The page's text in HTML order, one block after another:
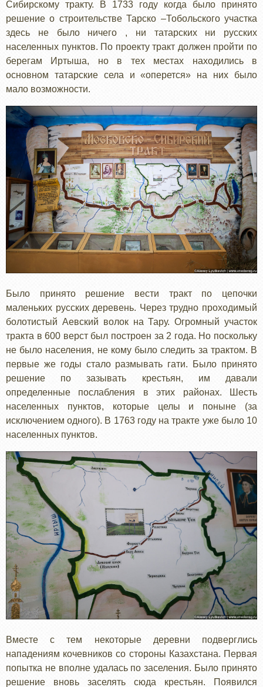
Сибирскому тракту. В 1733 году когда было принято
решение о строительстве Тарско –Тобольского участка
здесь не было ничего , ни татарских ни русских
населенных пунктов. По проекту тракт должен пройти по
берегам Иртыша, но в тех местах находились в
основном татарские села и «оперется» на них было
мало возможности.
Было принято решение вести тракт по цепочки
маленьких русских деревень. Через трудно проходимый
болотистый Аевский волок на Тару. Огромный участок
тракта в 600 верст был построен за 2 года. Но поскольку
не было населения, не кому было следить за трактом. В
первые же годы стало размывать гати. Было принято
решение по зазывать крестьян, им давали
определенные послабления в этих районах. Шесть
населенных пунктов, которые целы и поныне (за
исключением одного). В 1763 году на тракте уже было 10
населенных пунктов.
Вместе с тем некоторые деревни подверглись
нападениям кочевников со стороны Казахстана. Первая
попытка не вполне удалась по заселения. Было принято
решение вновь заселять сюда крестьян. Появился